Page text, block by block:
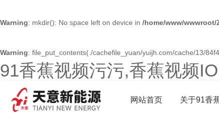
Warning: mkdir(): No space left on device in /home/www/wwwroot/
Warning: file_put_contents(./cachefile_yuan/yuijh.com/cache/13/
91香蕉视频污污,香蕉视频
网站首页 关于91香